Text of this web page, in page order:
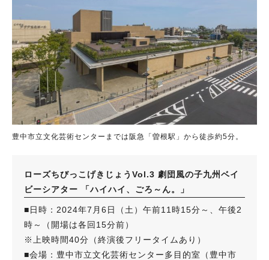
豊中市立文化芸術センターまでは阪急「曽根駅」から徒歩約5分。
ローズちびっこげきじょうVol.3 劇団風の子九州ベイ
ビーシアター 「ハイハイ、ごろ～ん。」
■日時：2024年7月6日（土）午前11時15分～、午後2
時～（開場は各回15分前）
※上映時間40分（終演後フリータイムあり）
■会場：豊中市立文化芸術センター多目的室（豊中市